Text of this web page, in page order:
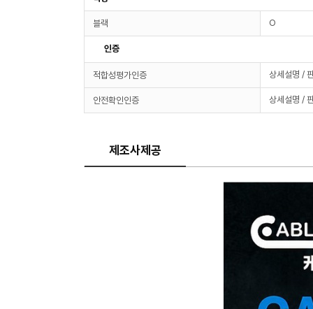
블랙 O
인증
적합성평가인증 상세설명 /
안전확인인증 상세설명 /
제조사제공